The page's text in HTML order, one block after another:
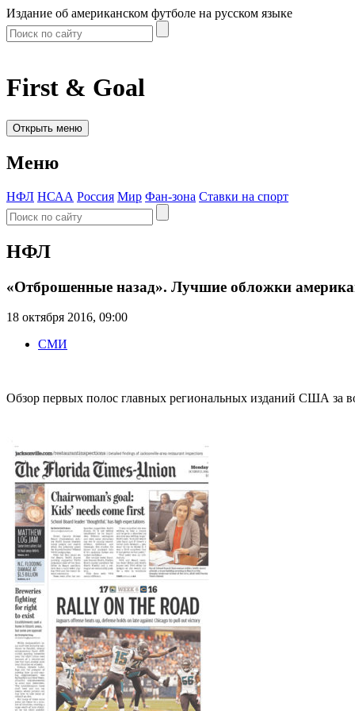
Издание об американском футболе на русском языке
First & Goal
Открыть меню
Меню
НФЛ НСАА Россия Мир Фан-зона Ставки на спорт
НФЛ
«Отброшенные назад». Лучшие обложки
18 октября 2016, 09:00
СМИ
Обзор первых полос главных региональных изданий США за